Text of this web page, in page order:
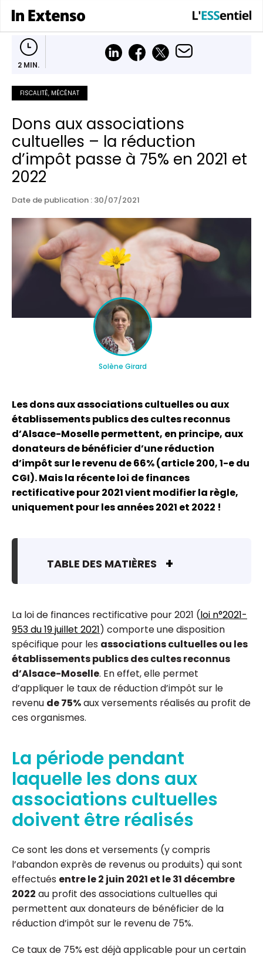
2 MIN.
FISCALITÉ, MÉCÉNAT
Dons aux associations
cultuelles – la réduction
d’impôt passe à 75% en 2021 et
2022
Date de publication : 30/07/2021
Solène Girard
Les dons aux associations cultuelles ou aux
établissements publics des cultes reconnus
d’Alsace-Moselle permettent, en principe, aux
donateurs de bénéficier d’une réduction
d’impôt sur le revenu de 66% (article 200, 1-e du
CGI). Mais la récente loi de finances
rectificative pour 2021 vient modifier la règle,
uniquement pour les années 2021 et 2022 !
TABLE DES MATIÈRES
La loi de finances rectificative pour 2021 (loi n°2021-
953 du 19 juillet 2021) comporte une disposition
spécifique pour les associations cultuelles ou les
établissements publics des cultes reconnus
d’Alsace-Moselle. En effet, elle permet
d’appliquer le taux de réduction d’impôt sur le
revenu de 75%aux versements réalisés au profit de
ces organismes.
La période pendant
laquelle les dons aux
associations cultuelles
doivent être réalisés
Ce sont les dons et versements (y compris
l’abandon exprès de revenus ou produits) qui sont
effectués entre le 2 juin 2021 et le 31 décembre
2022 au profit des associations cultuelles qui
permettent aux donateurs de bénéficier de la
réduction d’impôt sur le revenu de 75%.
Ce taux de 75% est déjà applicable pour un certain